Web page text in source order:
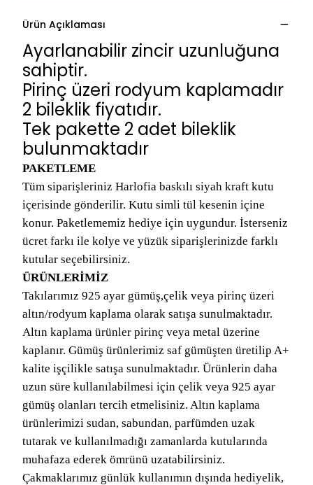
Ürün Açıklaması
Ayarlanabilir zincir uzunluğuna
sahiptir.
Pirinç üzeri rodyum kaplamadır
2 bileklik fiyatıdır.
Tek pakette 2 adet bileklik
bulunmaktadır
PAKETLEME
Tüm siparişleriniz Harlofia baskılı siyah kraft kutu
içerisinde gönderilir. Kutu simli tül kesenin içine
konur. Paketlememiz hediye için uygundur. İsterseniz
ücret farkı ile kolye ve yüzük siparişlerinizde farklı
kutular seçebilirsiniz.
ÜRÜNLERİMİZ
Takılarımız 925 ayar gümüş,çelik veya pirinç üzeri
altın/rodyum kaplama olarak satışa sunulmaktadır.
Altın kaplama ürünler pirinç veya metal üzerine
kaplanır. Gümüş ürünlerimiz saf gümüşten üretilip A+
kalite işçilikle satışa sunulmaktadır. Ürünlerin daha
uzun süre kullanılabilmesi için çelik veya 925 ayar
gümüş olanları tercih etmelisiniz. Altın kaplama
ürünlerimizi sudan, sabundan, parfümden uzak
tutarak ve kullanılmadığı zamanlarda kutularında
muhafaza ederek ömrünü uzatabilirsiniz.
Çakmaklarımız günlük kullanımın dışında hediyelik,